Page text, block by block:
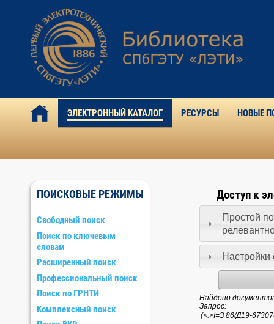
ЭЛЕКТРОННЫЙ КАТАЛОГ РЕСУРСЫ НОВЫЕ
ПОИСКОВЫЕ РЕЖИМЫ
Свободный поиск
Поиск по ключевым
словам
Расширенный поиск
Профессиональный поиск
Поиск по ГРНТИ
Комплексный поиск
Доступ к
Простой
Настройки
Найдено
Запрос: